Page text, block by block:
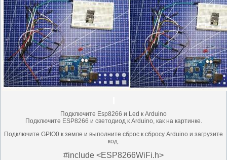
Подключите Esp8266 и Led к Arduino
Подключите ESP8266 и светодиод к Arduino, как на картинке.
Подключите GPIO0 к земле и выполните сброс к сбросу Arduino и загрузите
код.
#include <ESP8266WiFi.h>